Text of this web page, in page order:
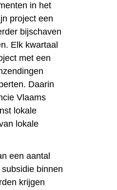
in het
project een
bijschaven
Elk kwartaal
met een
Daarin
Vlaams
lokale
lokale
een aantal
binnen
krijgen